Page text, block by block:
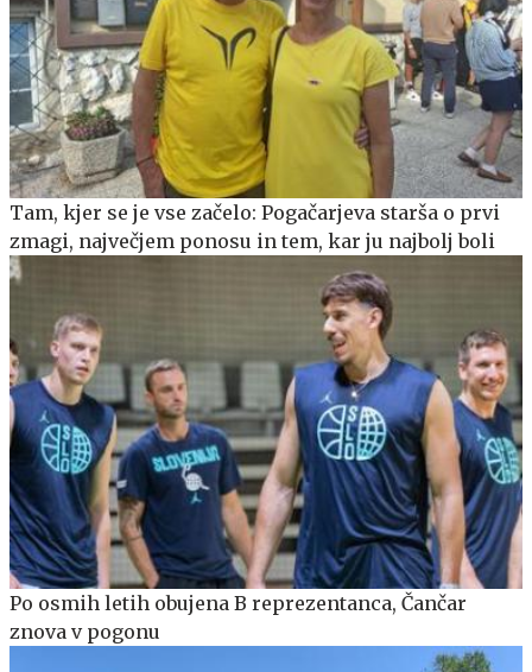
Tam, kjer se je vse začelo: Pogačarjeva starša o prvi
zmagi, največjem ponosu in tem, kar ju najbolj boli
Po osmih letih obujena B reprezentanca, Čančar
znova v pogonu